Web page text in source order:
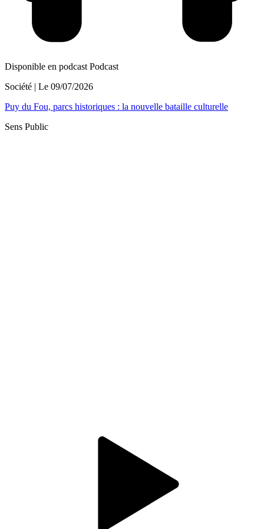
Disponible en podcast Podcast
Société | Le 09/07/2026
Puy du Fou, parcs historiques : la nouvelle bataille culturelle
Sens Public